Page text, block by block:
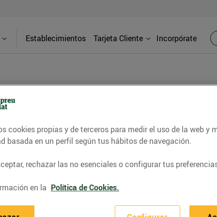
Establecimientos Tarjeta Cliente Incorpórate
recetas, consejos nutricionales, información
cookies propias y de terceros para medir el uso de la web y
basada en un perfil según tus hábitos de navegación.
rechazar las no esenciales o configurar tus
en la Política de Cookies.